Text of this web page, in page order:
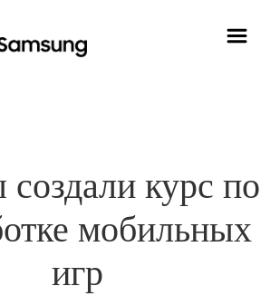
курс по
мобильных
игр